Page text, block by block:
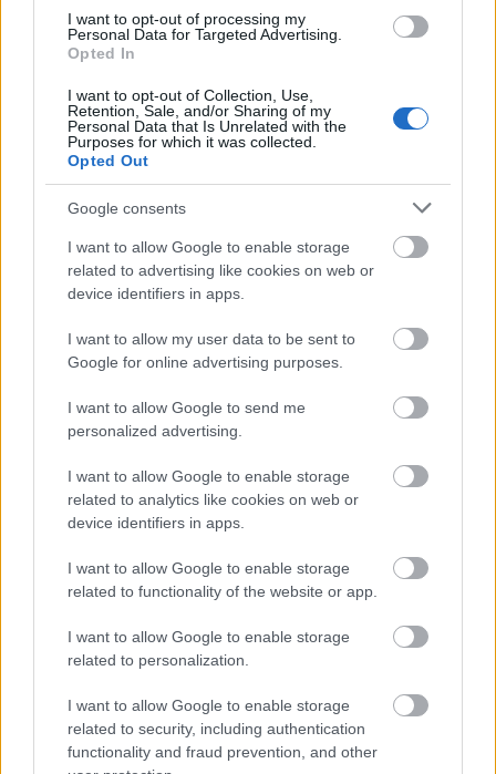
I want to opt-out of processing my
Personal Data for Targeted Advertising.
Opted In
I want to opt-out of Collection, Use,
Retention, Sale, and/or Sharing of my
Personal Data that Is Unrelated with the
Purposes for which it was collected.
Opted Out
Google consents
I want to allow Google to enable storage
related to advertising like cookies on web or
device identifiers in apps.
I want to allow my user data to be sent to
Google for online advertising purposes.
I want to allow Google to send me
personalized advertising.
I want to allow Google to enable storage
related to analytics like cookies on web or
device identifiers in apps.
I want to allow Google to enable storage
related to functionality of the website or app.
I want to allow Google to enable storage
related to personalization.
I want to allow Google to enable storage
related to security, including authentication
functionality and fraud prevention, and other
hírbehozó 2007. december 06.
Mikulásra sajtóközleménnyel kedveskedett
magának a magyar aukciós szájt. A hírérték a
közleményben, hogy a Vatera mostanában átlépte
legalább egyszer a napi 100 ezeres egyedi
látogatószámot. Ha már Mikulás, akkor
megajándékozlak titeket a sajtóközlemény
legmókásabb…
Kikerült 1200 ebayes személyes
adata
hírbehozó 2007. szeptember 27.
A legnagyobb online aukciós szájt fórumain terjedt